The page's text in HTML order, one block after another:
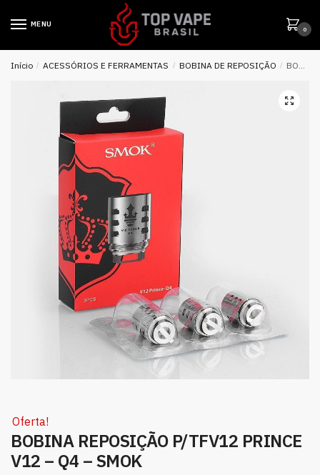
MENU
0
Início / ACESSÓRIOS E FERRAMENTAS / BOBINA DE REPOSIÇÃO / BOBINA REPOSIÇÃO P/TFV12 PRINCE V12 – Q4 – SMOK
Oferta!
BOBINA REPOSIÇÃO P/TFV12 PRINCE
V12 – Q4 – SMOK